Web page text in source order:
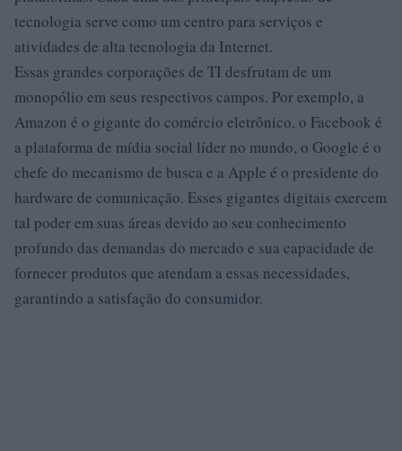
tecnologia serve como um centro para serviços e
atividades de alta tecnologia da Internet.
Essas grandes corporações de TI desfrutam de um
monopólio em seus respectivos campos. Por exemplo, a
Amazon é o gigante do comércio eletrônico, o Facebook é
a plataforma de mídia social líder no mundo, o Google é o
chefe do mecanismo de busca e a Apple é o presidente do
hardware de comunicação. Esses gigantes digitais exercem
tal poder em suas áreas devido ao seu conhecimento
profundo das demandas do mercado e sua capacidade de
fornecer produtos que atendam a essas necessidades,
garantindo a satisfação do consumidor.